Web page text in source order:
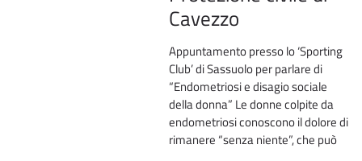
Cavezzo
Appuntamento presso lo ‘Sporting
Club’ di Sassuolo per parlare di
“Endometriosi e disagio sociale
della donna” Le donne colpite da
endometriosi conoscono il dolore di
rimanere “senza niente”, che può